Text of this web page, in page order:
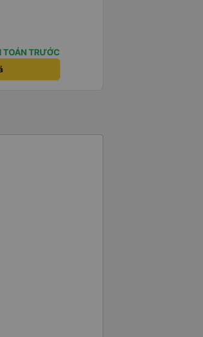
TOÁN TRƯỚC